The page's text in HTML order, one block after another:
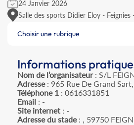
24 Janvier 2026
Salle des sports Didier Eloy -
Choisir une rubrique
Informations
Nom de l’organisateur: S/L
Adresse: 965 Rue De Grand
Téléphone 1: 0616331851
Email: -
Site internet: -
Adresse du stade: , 59750